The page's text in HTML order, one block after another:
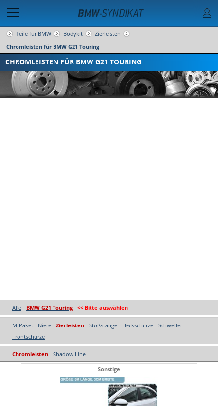
Teile für BMW Bodykit
Zierleisten
Chromleisten für BMW G21 Touring
CHROMLEISTEN FÜR BMW G21 TOURING
Alle BMW G21 Touring << Bitte auswählen
M-Paket Niere Zierleisten Stoßstange Heckschürze
Schweller
Frontschürze
Chromleisten Shadow Line
Sonstige